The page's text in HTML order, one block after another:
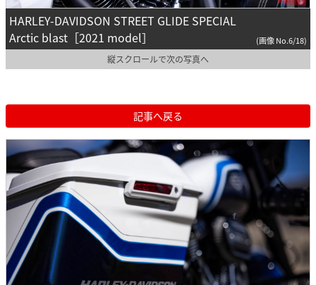
HARLEY-DAVIDSON STREET GLIDE SPECIAL
Arctic blast［2021 model］
(画像 No.6/18)
縦スクロールで次の写真へ
記事へ戻る